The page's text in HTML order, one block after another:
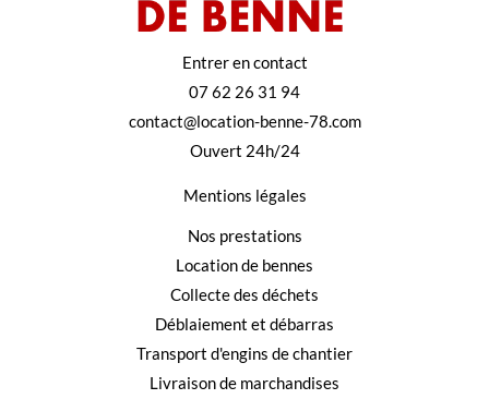
Entrer en contact
07 62 26 31 94
contact@location-benne-78.com
Ouvert 24h/24
Mentions légales
Nos prestations
Location de bennes
Collecte des déchets
Déblaiement et débarras
Transport d'engins de chantier
Livraison de marchandises